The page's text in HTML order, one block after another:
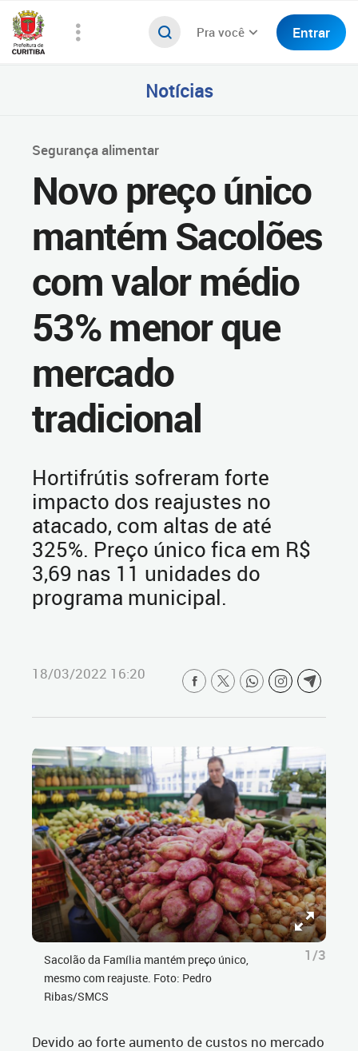
Pra você Entrar
Notícias
Segurança alimentar
Novo preço único
mantém Sacolões
com valor médio
53% menor que
mercado
tradicional
Hortifrútis sofreram forte
impacto dos reajustes no
atacado, com altas de até
325%. Preço único fica em R$
3,69 nas 11 unidades do
programa municipal.
18/03/2022 16:20
Sacolão da Família mantém preço único,
mesmo com reajuste. Foto: Pedro
Ribas/SMCS
1/3
Devido ao forte aumento de custos no mercado